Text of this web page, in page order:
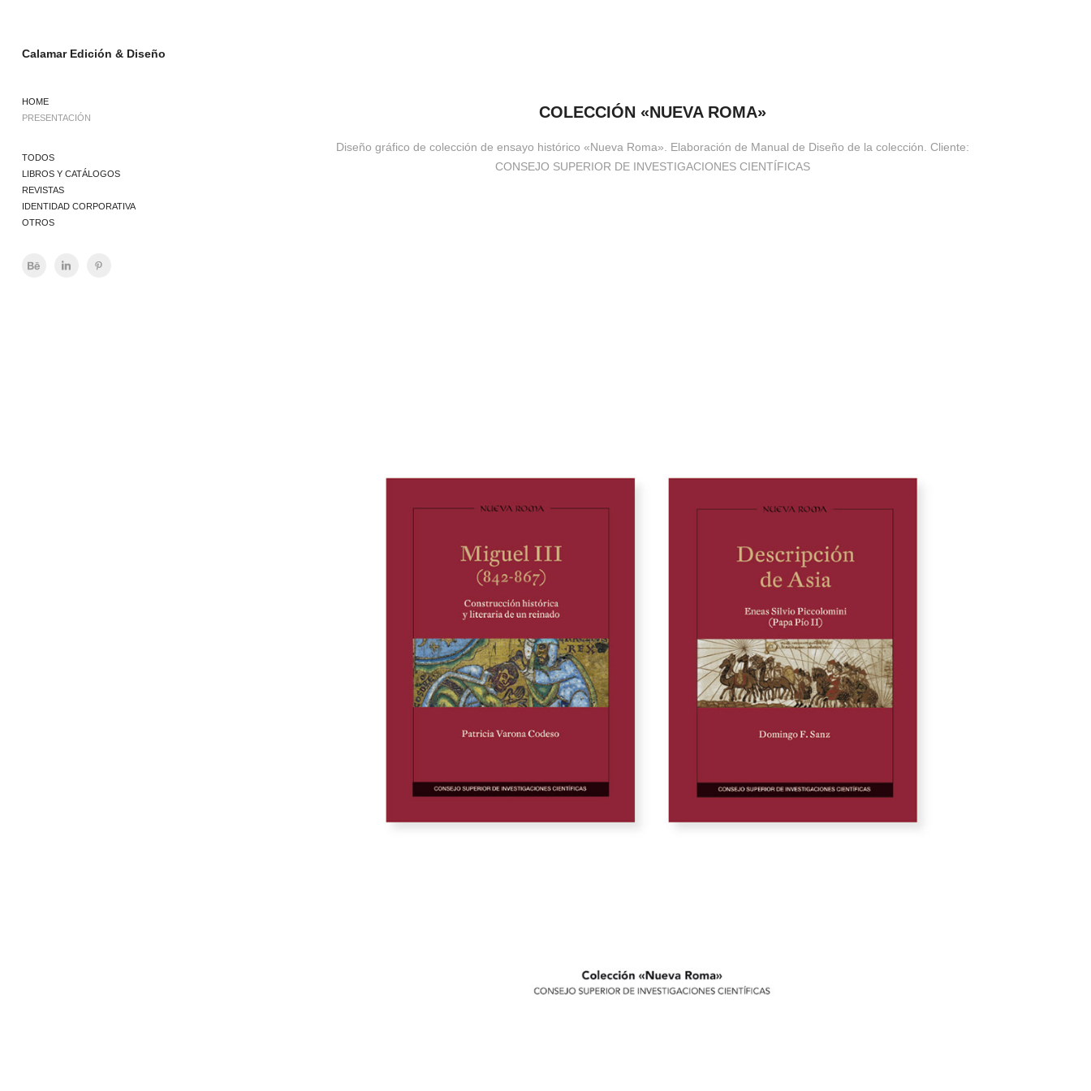
Calamar Edición & Diseño
HOME
PRESENTACIÓN
TODOS
LIBROS Y CATÁLOGOS
REVISTAS
IDENTIDAD CORPORATIVA
OTROS
COLECCIÓN «NUEVA ROMA»
Diseño gráfico de colección de ensayo histórico «Nueva Roma». Elaboración de Manual de Diseño de la colección. Cliente: